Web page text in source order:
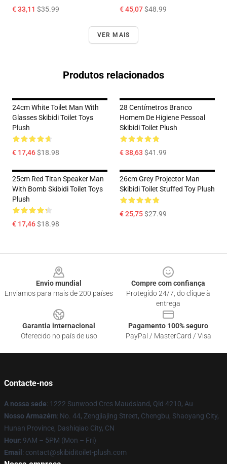
€ 33,11 $35.99 € 45,07$48.99
VER MAIS
Produtos relacionados
24cm White Toilet Man With
Glasses Skibidi Toilet Toys
Plush
€ 17,46$18.98
28 Centímetros Branco
Homem De Higiene Pessoal
Skibidi Toilet Plush
€ 38,63 $41.99
25cm Red Titan Speaker Man
With Bomb Skibidi Toilet Toys
Plush
€ 17,46$18.98
26cm Grey Projector Man
Skibidi Toilet Stuffed Toy Plush
€ 25,75$27.99
Envio mundial
Enviamos para mais de 200 países
Compre com confiança
Protegido 24/7, do clique à
entrega
Garantia internacional
Oferecido no país de uso
Pagamento 100% seguro
PayPal / MasterCard / Visa
Contacte-nos
A nossa sede: 1222 Sunwood Cres Maudsland, Qld 4210, Au
Nosso Armazém: No. 44, Zengjiajing Street, Chengbu, Shaoyang City,
Hunan Province, Dashiqiao City, CN
Hour: 9AM – 5PM (Mon – Fri)
Email : contact@skibiditoilet-plush.com